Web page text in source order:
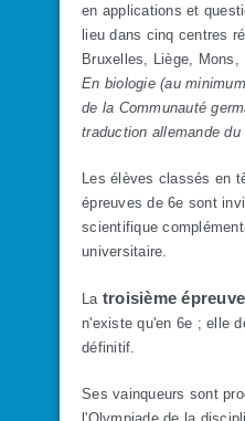
en applications et
lieu dans cinq centres
Bruxelles, Liège, Mons,
En biologie (au
de la Communauté
traduction allemande du
Les élèves classés en
épreuves de 6e sont
scientifique
universitaire.
La troisième épreuve
n'existe qu'en 6e ; elle
définitif.
Ses vainqueurs sont